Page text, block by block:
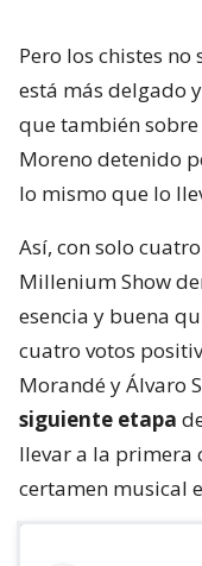
Pero los chistes
está más delgado
que también
Moreno detenido
lo mismo que lo
Así, con solo
Millenium Show
esencia y buena
cuatro votos
Morandé y Álvaro
siguiente etapa
llevar a la primera
certamen musical